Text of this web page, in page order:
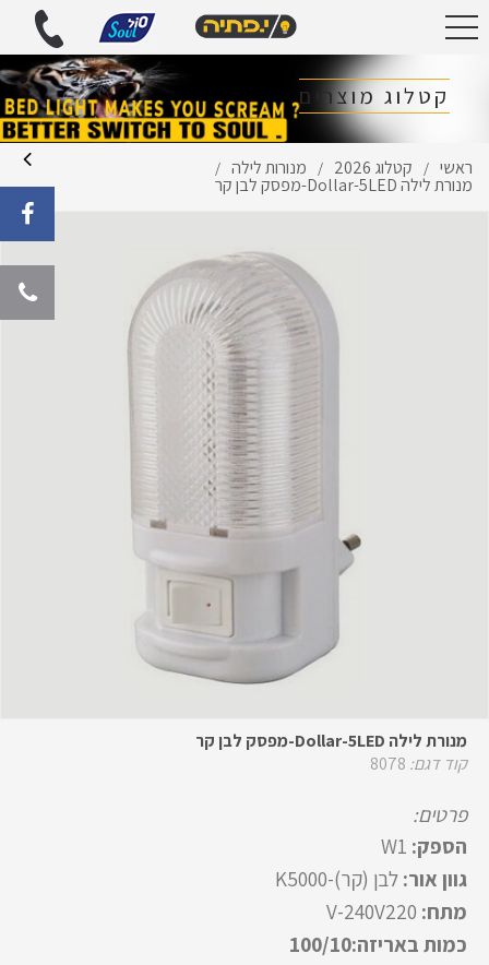
קטלוג מוצרים
ראשי / קטלוג 2026 / מנורות לילה /
מנורת לילה Dollar-5LED-מפסק לבן קר
מנורת לילה Dollar-5LED-מפסק לבן קר
קוד דגם: 8078
פרטים:
הספק: 1
W
גוון אור:לבן (קר)-5000
K
מתח:
V-240V
כמות באריזה:100/10